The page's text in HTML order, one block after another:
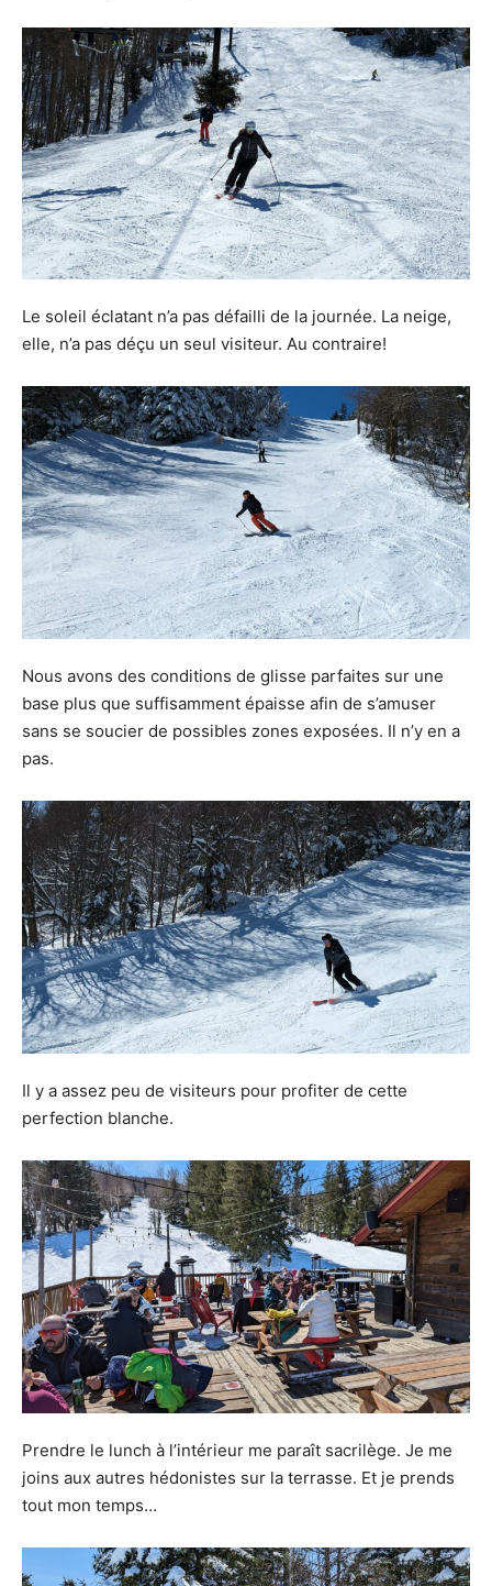
Le soleil éclatant n’a pas défailli de la journée. La neige,
elle, n’a pas déçu un seul visiteur. Au contraire!
Nous avons des conditions de glisse parfaites sur une
base plus que suffisamment épaisse afin de s’amuser
sans se soucier de possibles zones exposées. Il n’y en a
pas.
Il y a assez peu de visiteurs pour profiter de cette
perfection blanche.
Prendre le lunch à l’intérieur me paraît sacrilège. Je me
joins aux autres hédonistes sur la terrasse. Et je prends
tout mon temps…